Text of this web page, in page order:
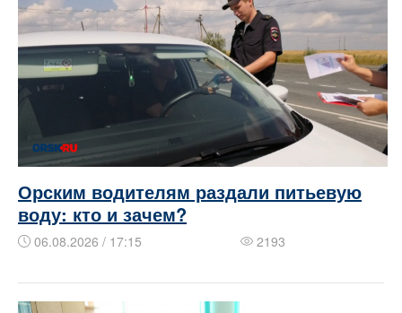
Орским водителям раздали питьевую
воду: кто и зачем?
06.08.2026 / 17:15 2193